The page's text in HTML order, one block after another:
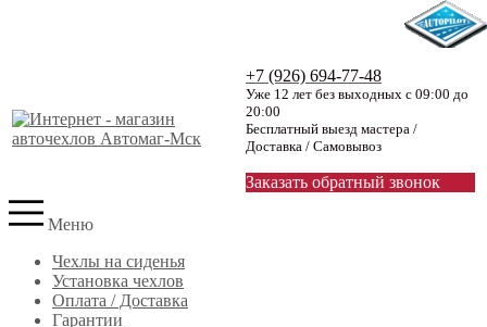
+7 (926) 694-77-48
Уже 12 лет без выходных с 09:00 до
20:00
Бесплатный выезд мастера /
Доставка / Самовывоз
Заказать обратный звонок
Меню
Чехлы на сиденья
Установка чехлов
Оплата / Доставка
Гарантии